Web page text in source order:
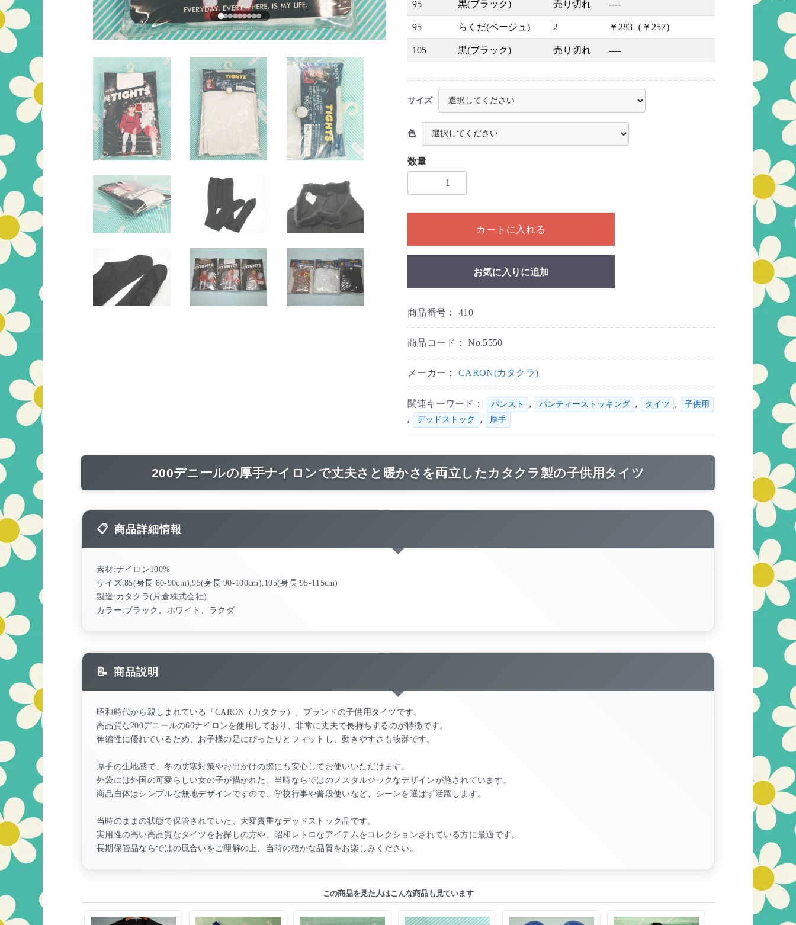
95 黒(ブラック) 売り切れ ----
95 らくだ(ベージュ) 2 ￥283（￥257）
105 黒(ブラック) 売り切れ ----
サイズ
色
数量
1個以上の数量を入力してください
カートに入れる
お気に入りに追加
商品番号： 410
商品コード：No.5550
メーカー： CARON(カタクラ)
関連キーワード： パンスト , パンティーストッキング , タイツ , 子供用
, デッドストック , 厚手
200デニールの厚手ナイロンで丈夫さと暖かさを両立したカタクラ製の子供用タイツ
商品詳細情報
素材:ナイロン100%
サイズ:85(身長 80-90cm),95(身長 90-100cm),105(身長 95-115cm)
製造:カタクラ(片倉株式会社)
カラー:ブラック、ホワイト、ラクダ
商品説明
昭和時代から親しまれている「CARON（カタクラ）」ブランドの子供用タイツです。
高品質な200デニールの66ナイロンを使用しており、非常に丈夫で長持ちするのが特徴です。
伸縮性に優れているため、お子様の足にぴったりとフィットし、動きやすさも抜群です。
厚手の生地感で、冬の防寒対策やお出かけの際にも安心してお使いいただけます。
外袋には外国の可愛らしい女の子が描かれた、当時ならではのノスタルジックなデザインが施されています。
商品自体はシンプルな無地デザインですので、学校行事や普段使いなど、シーンを選ばず活躍します。
当時のままの状態で保管されていた、大変貴重なデッドストック品です。
実用性の高い高品質なタイツをお探しの方や、昭和レトロなアイテムをコレクションされている方に最適です。
長期保管品ならではの風合いをご理解の上、当時の確かな品質をお楽しみください。
この商品を見た人はこんな商品も見ています